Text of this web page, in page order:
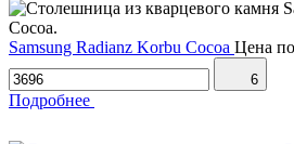
Samsung Radianz Korbu Cocoa Цена
6
Подробнее